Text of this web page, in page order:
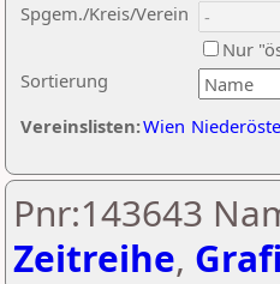
Sortierung
Spgem./Kreis/Verein
Nur
Vereinslisten:Wien
Pnr:143643
Zeitreihe,